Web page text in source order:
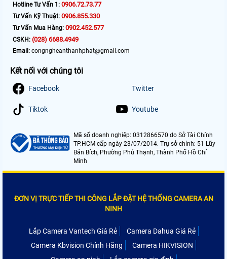
Hotline Tư Vấn 1: 0906.72.73.77
Tư Vấn Kỹ Thuật: 0906.855.330
Tư Vấn Mua Hàng: 0902.452.577
CSKH: (028) 6688.4949
Email: congngheanthanhphat@gmail.com
Kết nối với chúng tôi
Facebook Twitter
Tiktok Youtube
Mã số doanh nghiệp: 0312866570 do Sở Tài Chính
TP.HCM cấp ngày 23/07/2014. Trụ sở chính: 51 Lũy
Bán Bích, Phường Phú Thạnh, Thành Phố Hồ Chí
Minh
ĐƠN VỊ TRỰC TIẾP THI CÔNG LẮP ĐẶT HỆ THỐNG CAMERA AN
NINH
Lắp Camera Vantech Giá Rẻ
Camera Dahua Giá Rẻ
Camera Kbvision Chính Hãng
Camera HIKVISION